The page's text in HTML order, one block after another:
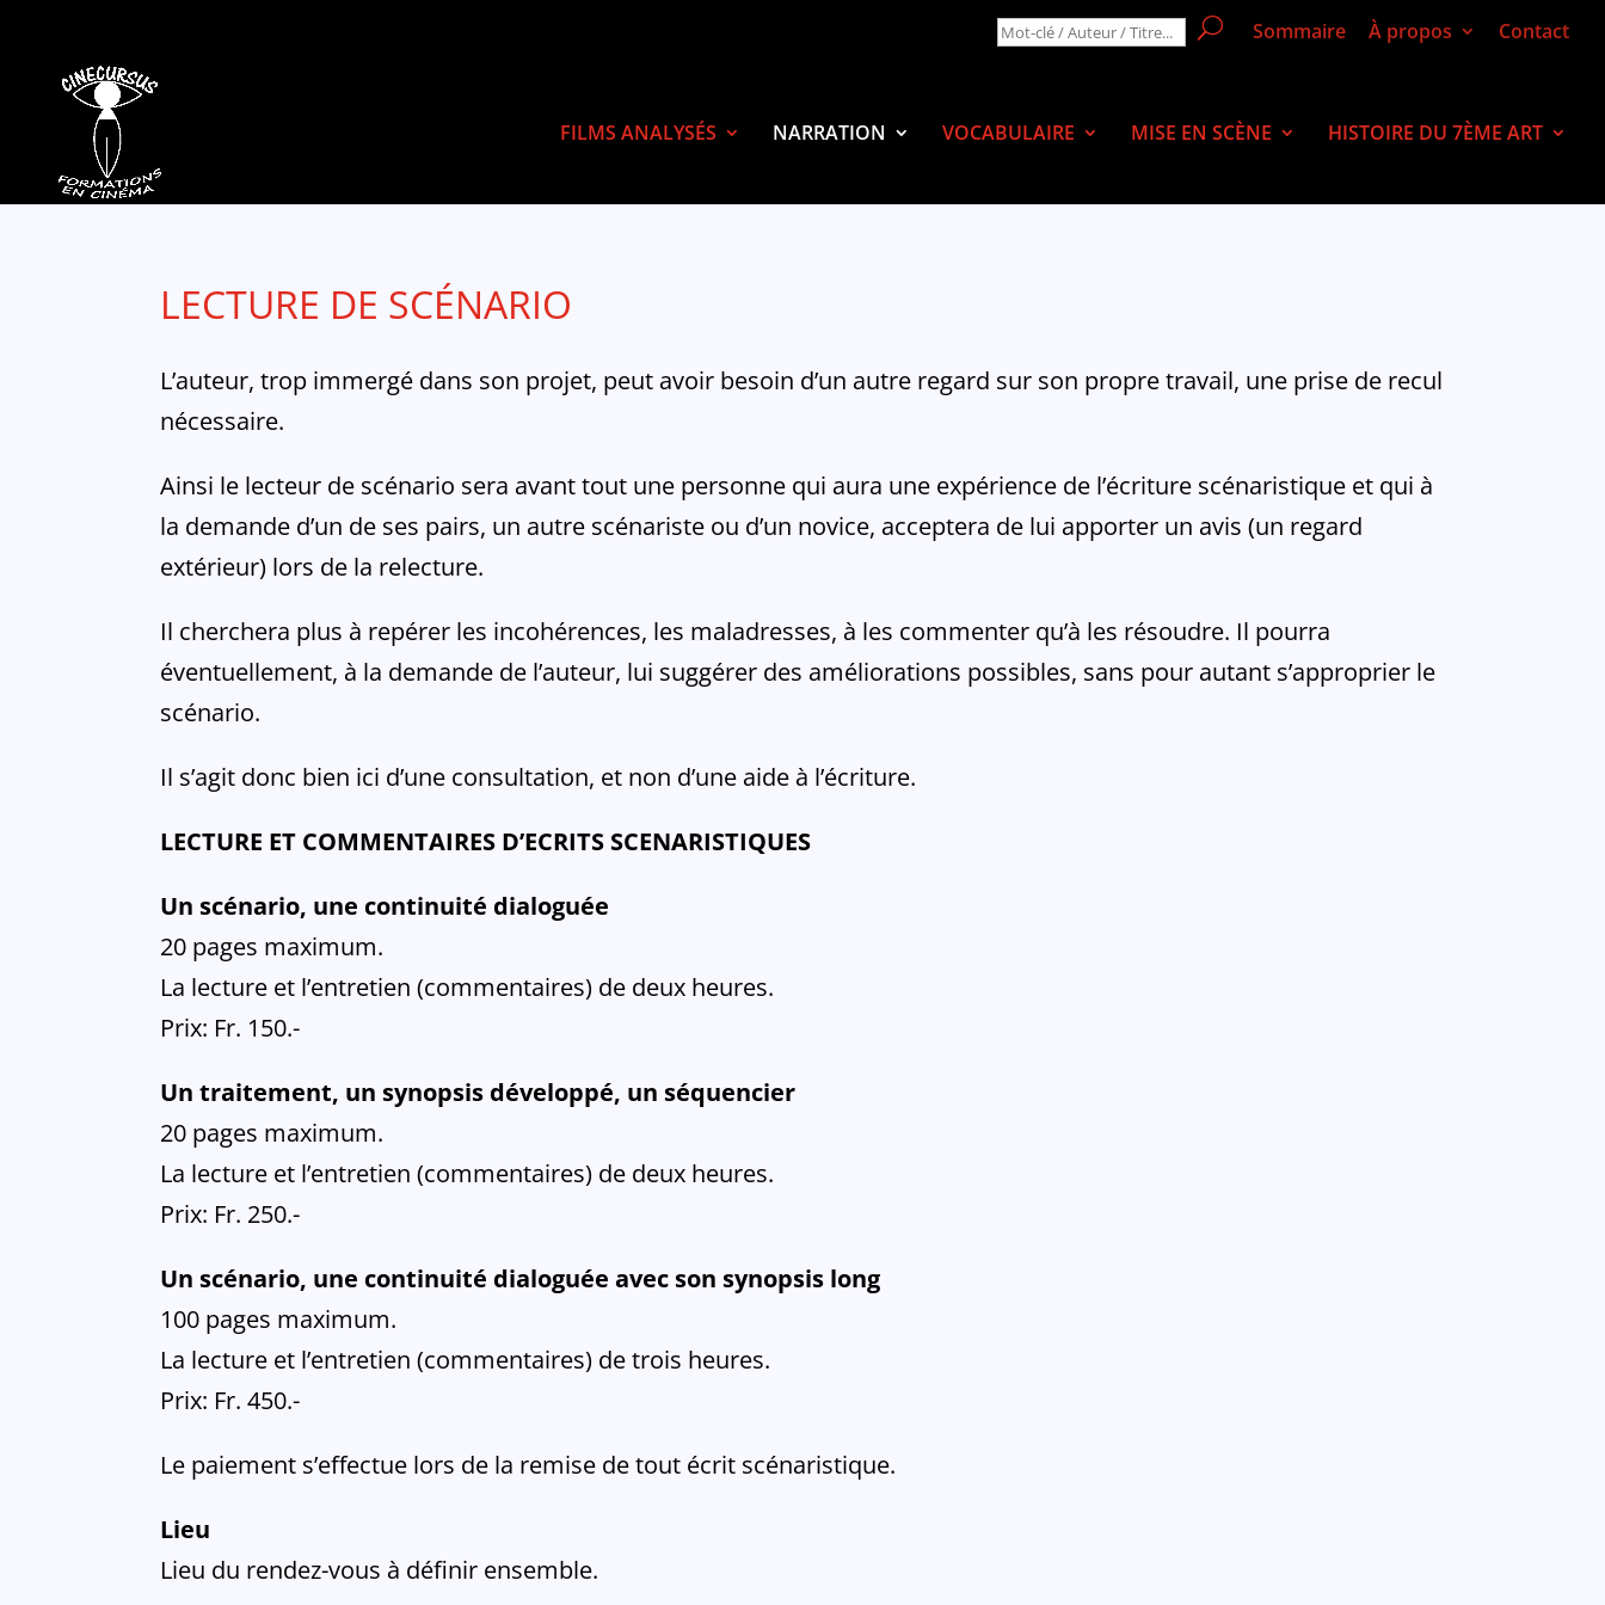
Sommaire À propos Contact
FILMS ANALYSÉS NARRATION VOCABULAIRE MISE EN SCÈNE HISTOIRE DU 7ÈME ART
LECTURE DE SCÉNARIO
L’auteur, trop immergé dans son projet, peut avoir besoin d’un autre regard sur son propre travail, une prise de recul
nécessaire.
Ainsi le lecteur de scénario sera avant tout une personne qui aura une expérience de l’écriture scénaristique et qui à
la demande d’un de ses pairs, un autre scénariste ou d’un novice, acceptera de lui apporter un avis (un regard
extérieur) lors de la relecture.
Il cherchera plus à repérer les incohérences, les maladresses, à les commenter qu’à les résoudre. Il pourra
éventuellement, à la demande de l’auteur, lui suggérer des améliorations possibles, sans pour autant s’approprier le
scénario.
Il s’agit donc bien ici d’une consultation, et non d’une aide à l’écriture.
LECTURE ET COMMENTAIRES D’ECRITS SCENARISTIQUES
Un scénario, une continuité dialoguée
20 pages maximum.
La lecture et l’entretien (commentaires) de deux heures.
Prix: Fr. 150.-
Un traitement, un synopsis développé, un séquencier
20 pages maximum.
La lecture et l’entretien (commentaires) de deux heures.
Prix: Fr. 250.-
Un scénario, une continuité dialoguée avec son synopsis long
100 pages maximum.
La lecture et l’entretien (commentaires) de trois heures.
Prix: Fr. 450.-
Le paiement s’effectue lors de la remise de tout écrit scénaristique.
Lieu
Lieu du rendez-vous à définir ensemble.